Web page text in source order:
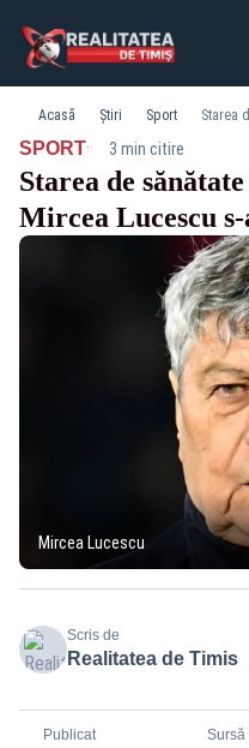
Acasă Știri Sport
SPORT· 3 min citire
Starea de
Mircea Lucescu
Mircea Lucescu
Scris de
Realitatea de Timis
Publicat Sursă